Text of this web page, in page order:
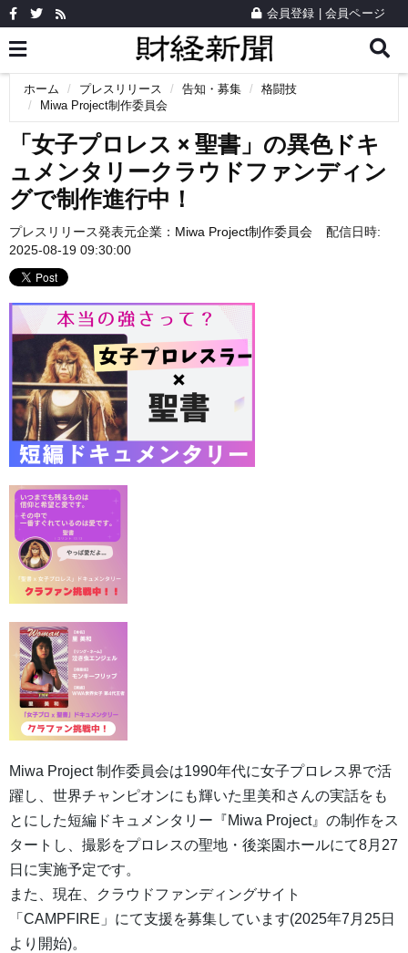
会員登録 会員ページ
ホーム プレスリリース 告知・募集
格闘技
Miwa Project制作委員会
「女子プロレス × 聖書」の異色ドキ
ュメンタリークラウドファンディン
グで制作進行中！
プレスリリース発表元企業： Miwa Project制作委員会
配信日時:
2025-08-19 09:30:00
Miwa Project 制作委員会は1990年代に女子プロレス界で活
躍し、世界チャンピオンにも輝いた里美和さんの実話をも
とにした短編ドキュメンタリー『Miwa Project』の制作をス
タートし、撮影をプロレスの聖地・後楽園ホールにて8月27
日に実施予定です。
また、現在、クラウドファンディングサイト
「CAMPFIRE」にて支援を募集しています(2025年7月25日
より開始)。